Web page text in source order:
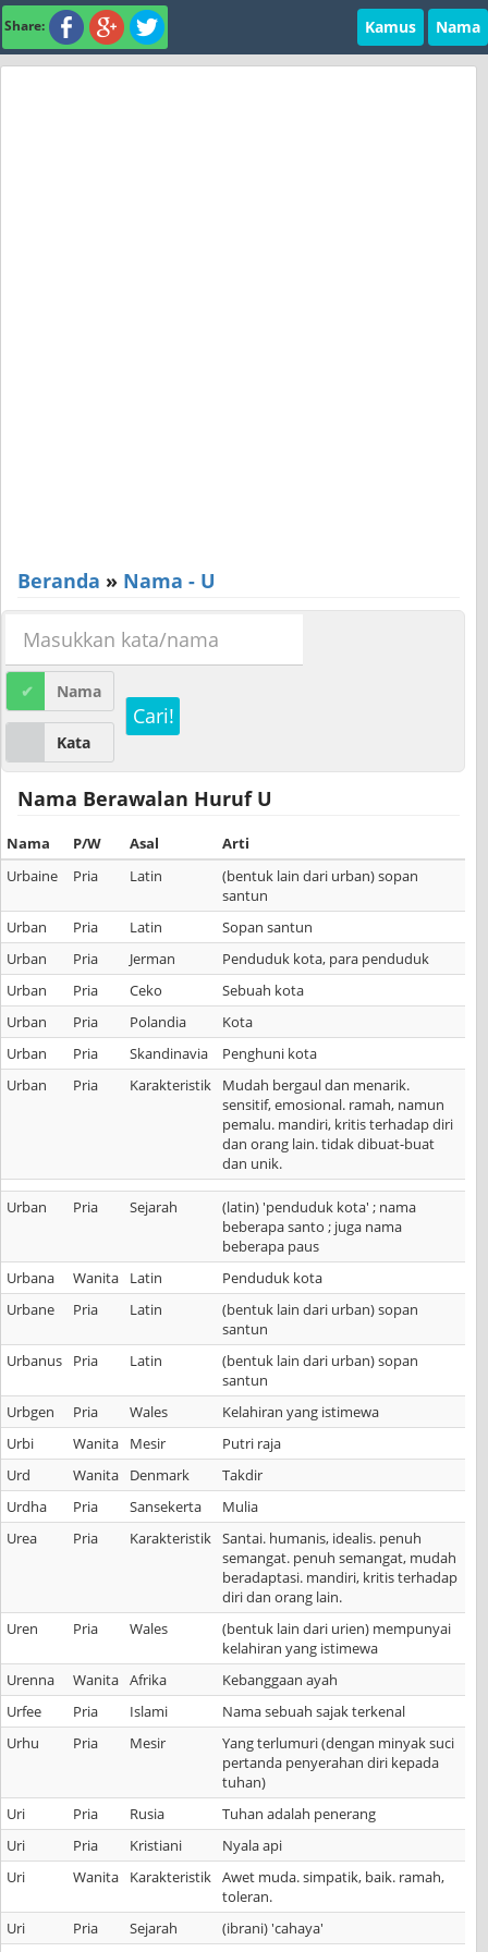
Share: Kamus Nama
Beranda » Nama - U
Nama
Kata
Cari!
Nama Berawalan Huruf U
Nama P/W Asal
Arti
Urbaine
Pria Latin
(bentuk lain dari urban) sopan
santun
Urban
Pria Latin
Sopan santun
Urban
Pria Jerman
Penduduk kota, para penduduk
Urban
Pria Ceko
Sebuah kota
Urban
Pria Polandia
Kota
Urban
Pria Skandinavia
Penghuni kota
Urban
Pria Karakteristik
Mudah bergaul dan menarik.
sensitif, emosional. ramah, namun
pemalu. mandiri, kritis terhadap diri
dan orang lain. tidak dibuat-buat
dan unik.
Urban Pria Sejarah
(latin) 'penduduk kota' ; nama
beberapa santo ; juga nama
beberapa paus
Urbana
Wanita Latin
Penduduk kota
Urbane
Pria Latin
(bentuk lain dari urban) sopan
santun
Urbanus
Pria Latin
(bentuk lain dari urban) sopan
santun
Urbgen
Pria Wales
Kelahiran yang istimewa
Urbi
Wanita Mesir
Putri raja
Urd
Wanita Denmark
Takdir
Urdha
Pria Sansekerta
Mulia
Urea
Pria Karakteristik Santai. humanis, idealis. penuh
semangat. penuh semangat, mudah
beradaptasi. mandiri, kritis terhadap
diri dan orang lain.
Uren
Pria Wales
(bentuk lain dari urien) mempunyai
kelahiran yang istimewa
Urenna
Wanita Afrika
Kebanggaan ayah
Urfee
Pria Islami
Nama sebuah sajak terkenal
Urhu
Pria Mesir
Yang terlumuri (dengan minyak suci
pertanda penyerahan diri kepada
tuhan)
Uri
Pria Rusia
Tuhan adalah penerang
Uri
Pria Kristiani
Nyala api
Uri
Wanita Karakteristik Awet muda. simpatik, baik. ramah,
toleran.
Uri
Pria Sejarah
(ibrani) 'cahaya'